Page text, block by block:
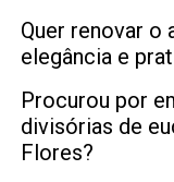
Quer renovar o
elegância e
Procurou por
divisórias de
Flores?